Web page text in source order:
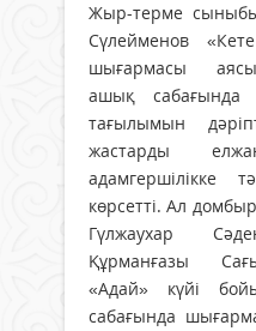
Жыр-терме
Сүлейменов
шығармасы
ашық сабағында
тағылымын
жастарды
адамгершілікке
көрсетті. Ал
Гүлжаухар
Құрманғазы
«Адай» күйі
сабағында